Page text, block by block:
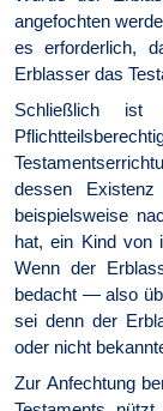
angefochten
es erforderlich,
Erblasser das
Schließlich ist
dessen
beispielsweise
hat, ein Kind von
Wenn der
bedacht — also
sei denn der
oder nicht
Zur Anfechtung